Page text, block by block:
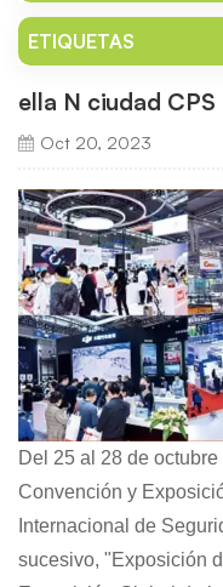
ETIQUETAS
ella N ciudad CPS
Oct 20, 2023
Del 25 al 28 de
Convención y
Internacional de
sucesivo, "Exposición